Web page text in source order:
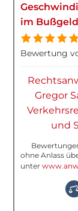
im
Bewertung
Gregor
und
ohne Anlass
unter